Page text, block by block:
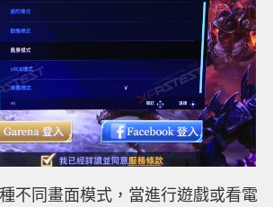
不同畫面模式，當進行遊戲或看電